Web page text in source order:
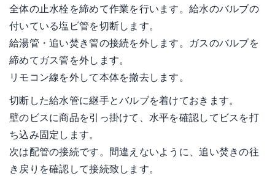
全体の止水栓を締めて作業を行います。給水のバルブの
付いている塩ビ管を切断します。
給湯管・追い焚き管の接続を外します。ガスのバルブを
締めてガス管を外します。
リモコン線を外して本体を撤去します。
切断した給水管に継手とバルブを着けておきます。
壁のビスに商品を引っ掛けて、水平を確認してビスを打
ち込み固定します。
次は配管の接続です。間違えないように、追い焚きの往
き戻りを確認して接続致します。